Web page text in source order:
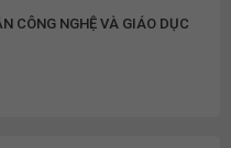
CÔNG NGHỆ VÀ GIÁO DỤC